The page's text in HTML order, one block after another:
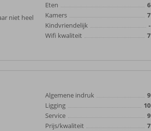
niet heel
Eten
6
Kamers
7
Kindvriendelijk
-
Wifi kwaliteit
7
Algemene indruk
9
Ligging
10
Service
9
Prijs/kwaliteit
7